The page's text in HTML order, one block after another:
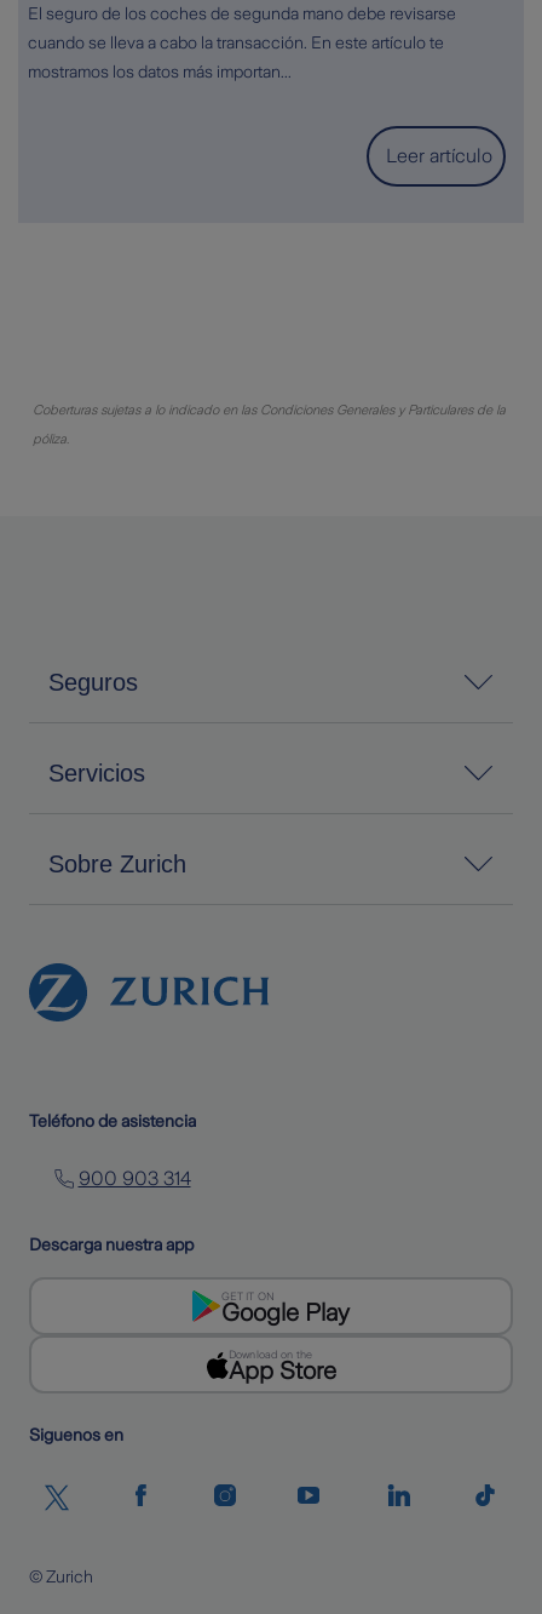
El seguro de los coches de segunda mano debe revisarse
cuando se lleva a cabo la transacción. En este artículo te
mostramos los datos más importan...
Leer artículo
Coberturas sujetas a lo indicado en las Condiciones Generales y Particulares de la
póliza.
Seguros
Servicios
Sobre Zurich
Teléfono de asistencia
900 903 314
Descarga nuestra app
GET IT ON
Google Play
Download on the
App Store
Siguenos en
© Zurich